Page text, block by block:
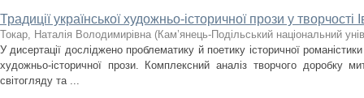
Традиції української художньо-історичної прози у творчості
Токар, Наталія Володимирівна (Кам’янець-Подільський національний
У дисертації досліджено проблематику й поетику історичної
художньо-історичної прози. Комплексний аналіз творчого доробку
світогляду та ...